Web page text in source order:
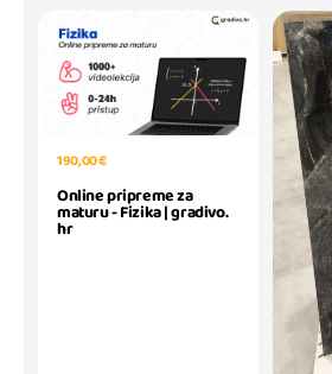
190,00 €
Online pripreme za
maturu - Fizika | gradivo.
hr